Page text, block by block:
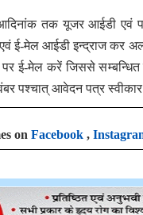
आदिनांक तक यूजर आईडी एवं
ई-मेल आईडी इन्द्राज कर
ई-मेल करें जिससे
पश्चात् आवेदन पत्र स्वीकार
on Facebook ,